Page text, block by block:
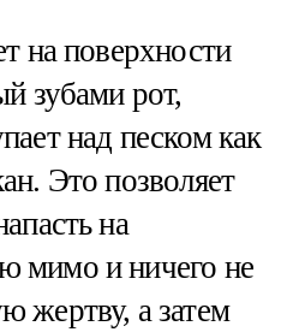
на поверхности
зубами рот,
над песком как
Это позволяет
на
мимо и ничего не
жертву, а затем